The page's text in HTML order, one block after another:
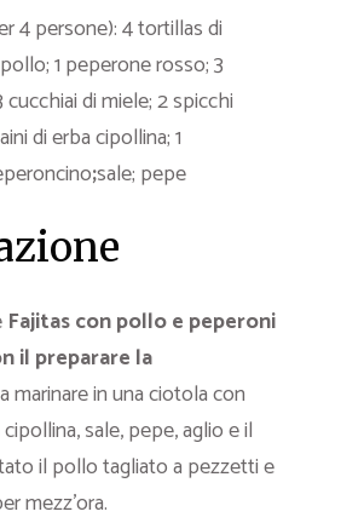
4 persone):4 tortillas di
1 peperone rosso;3
cucchiai di miele; 2 spicchi
di erba cipollina; 1
;sale; pepe
Fajitas con pollo e peperoni
il preparare la
marinare in una ciotola con
sale, pepe, aglio e il
il pollo tagliato a pezzetti e
mezz’ora.